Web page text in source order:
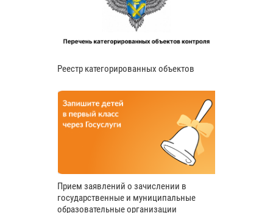
Реестр категорированных объектов
Прием заявлений о зачислении в
государственные и муниципальные
образовательные организации